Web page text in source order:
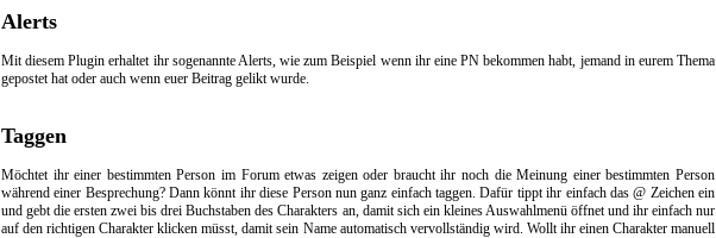
Alerts
Mit diesem Plugin erhaltet ihr sogenannte Alerts, wie zum Beispiel wenn ihr eine PN bekommen habt, jemand in eurem Thema
gepostet hat oder auch wenn euer Beitrag gelikt wurde.
Taggen
Möchtet ihr einer bestimmten Person im Forum etwas zeigen oder braucht ihr noch die Meinung einer bestimmten Person
während einer Besprechung? Dann könnt ihr diese Person nun ganz einfach taggen. Dafür tippt ihr einfach das @ Zeichen ein
und gebt die ersten zwei bis drei Buchstaben des Charakters an, damit sich ein kleines Auswahlmenü öffnet und ihr einfach nur
auf den richtigen Charakter klicken müsst, damit sein Name automatisch vervollständig wird. Wollt ihr einen Charakter manuell